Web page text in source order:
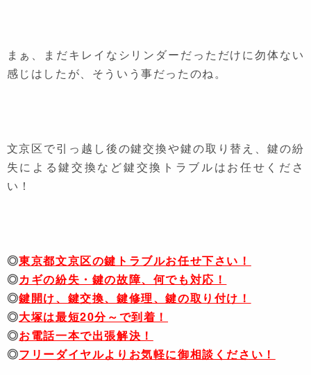
まぁ、まだキレイなシリンダーだっただけに勿体ない
感じはしたが、そういう事だったのね。
文京区で引っ越し後の鍵交換や鍵の取り替え、鍵の紛
失による鍵交換など鍵交換トラブルはお任せくださ
い！
◎東京都文京区の鍵トラブルお任せ下さい！
◎カギの紛失・鍵の故障、何でも対応！
◎鍵開け、鍵交換、鍵修理、鍵の取り付け！
◎大塚は最短20分～で到着！
◎お電話一本で出張解決！
◎フリーダイヤルよりお気軽に御相談ください！